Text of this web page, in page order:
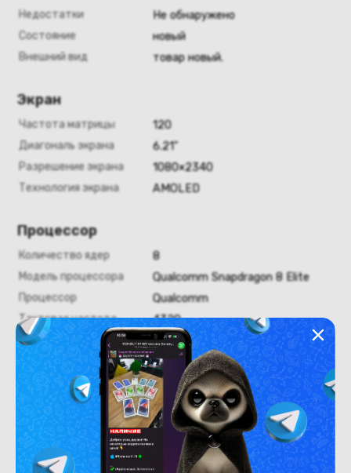
Недостатки
Не обнаружено
Состояние
новый
Внешний вид
товар новый.
Экран
Частота матрицы
120
Диагональ экрана
6.21"
Разрешение экрана
1080×2340
Технология экрана
AMOLED
Процессор
Количество ядер
8
Модель процессора
Qualcomm Snapdragon 8 Elite
Процессор
Qualcomm
Тактовая частота
4320
Оперативная память
Оперативная память 12
Хранение данных
Емкость накопителя